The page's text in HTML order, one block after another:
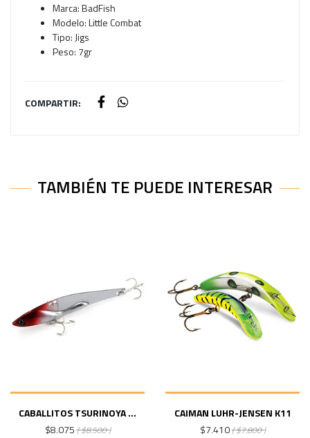
Marca: BadFish
Modelo: Little Combat
Tipo: Jigs
Peso: 7gr
COMPARTIR:
TAMBIÉN TE PUEDE INTERESAR
CABALLITOS TSURINOYA ...
$8.075( $8.500 )
CAIMAN LUHR-JENSEN K11
$7.410( $7.800 )